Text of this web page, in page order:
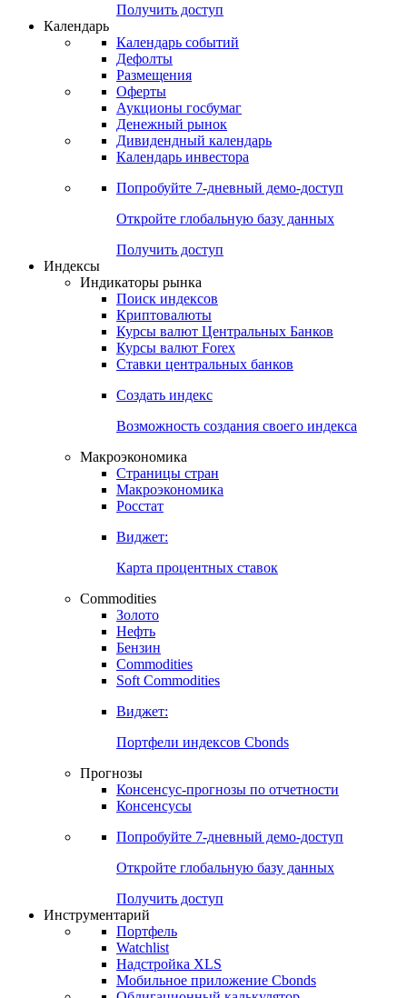
Получить доступ
Календарь
Календарь событий
Дефолты
Размещения
Оферты
Аукционы госбумаг
Денежный рынок
Дивидендный календарь
Календарь инвестора
Попробуйте 7-дневный демо-доступ
Откройте глобальную базу данных
Получить доступ
Индексы
Индикаторы рынка
Поиск индексов
Криптовалюты
Курсы валют Центральных Банков
Курсы валют Forex
Ставки центральных банков
Создать индекс
Возможность создания своего индекса
Макроэкономика
Страницы стран
Макроэкономика
Росстат
Виджет:
Карта процентных ставок
Commodities
Золото
Нефть
Бензин
Commodities
Soft Commodities
Виджет:
Портфели индексов Cbonds
Прогнозы
Консенсус-прогнозы по отчетности
Консенсусы
Попробуйте 7-дневный демо-доступ
Откройте глобальную базу данных
Получить доступ
Инструментарий
Портфель
Watchlist
Надстройка XLS
Мобильное приложение Cbonds